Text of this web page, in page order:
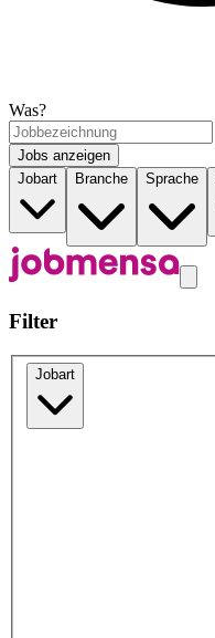
Was?
Jobs anzeigen
Jobart
Branche Sprache
Filter
Jobart